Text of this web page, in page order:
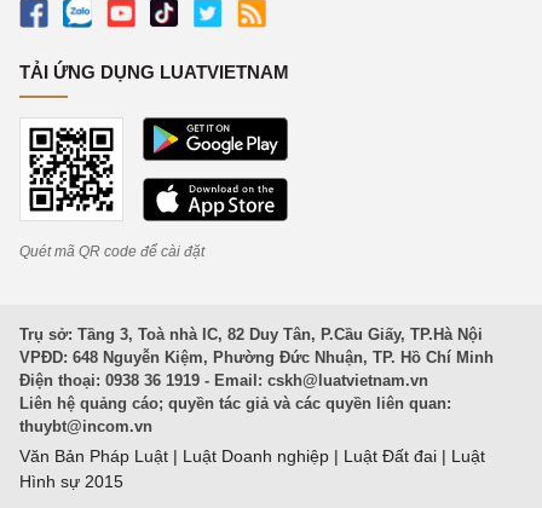
TẢI ỨNG DỤNG LUATVIETNAM
Quét mã QR code để cài đặt
Trụ sở: Tầng 3, Toà nhà IC, 82 Duy Tân, P.Cầu Giấy, TP.Hà Nội
VPĐD: 648 Nguyễn Kiệm, Phường Đức Nhuận, TP. Hồ Chí Minh
Điện thoại: 0938 36 1919 - Email: cskh@luatvietnam.vn
Liên hệ quảng cáo; quyền tác giả và các quyền liên quan:
thuybt@incom.vn
Văn Bản Pháp Luật | Luật Doanh nghiệp | Luật Đất đai | Luật
Hình sự 2015